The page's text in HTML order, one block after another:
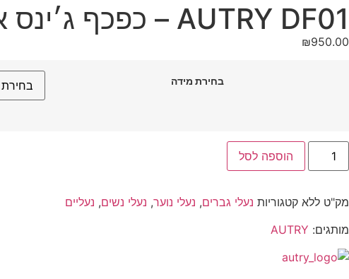
AUTRY DF01 – כפכף ג׳ינס אוטרי
₪950.00
בחירת מידה
הוספה לסל
מק"ט ללא קטגוריות נעלי גברים, נעלי נוער, נעלי נשים, נעליים
מותגים: AUTRY